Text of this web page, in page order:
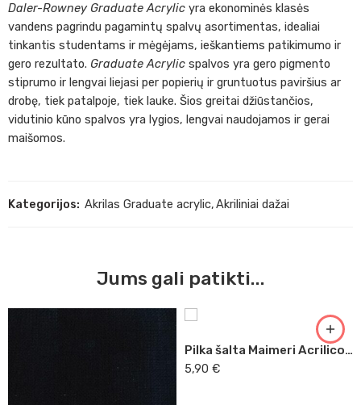
Daler-Rowney Graduate Acrylic yra ekonominės klasės
vandens pagrindu pagamintų spalvų asortimentas, idealiai
tinkantis studentams ir mėgėjams, ieškantiems patikimumo ir
gero rezultato. Graduate Acrylic spalvos yra gero pigmento
stiprumo ir lengvai liejasi per popierių ir gruntuotus paviršius ar
drobę, tiek patalpoje, tiek lauke. Šios greitai džiūstančios,
vidutinio kūno spalvos yra lygios, lengvai naudojamos ir gerai
maišomos.
Kategorijos: Akrilas Graduate acrylic,Akriliniai dažai
Jums gali patikti...
Pilka šalta Maimeri Acrilico, 200 ml (510)
5,90 €